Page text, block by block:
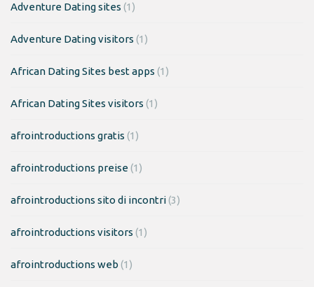
Adventure Dating sites (1)
Adventure Dating visitors (1)
African Dating Sites best apps (1)
African Dating Sites visitors (1)
afrointroductions gratis (1)
afrointroductions preise(1)
afrointroductions sito di incontri(3)
afrointroductions visitors (1)
afrointroductions web (1)